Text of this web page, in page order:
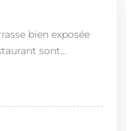
bien exposée
sont